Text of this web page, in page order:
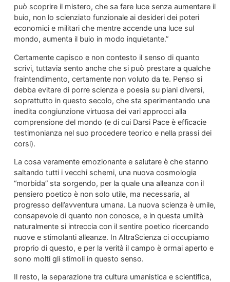
può scoprire il mistero, che sa fare luce senza aumentare il
buio, non lo scienziato funzionale ai desideri dei poteri
economici e militari che mentre accende una luce sul
mondo, aumenta il buio in modo inquietante.”
Certamente capisco e non contesto il senso di quanto
scrivi, tuttavia sento anche che si può prestare a qualche
fraintendimento, certamente non voluto da te. Penso si
debba evitare di porre scienza e poesia su piani diversi,
soprattutto in questo secolo, che sta sperimentando una
inedita congiunzione virtuosa dei vari approcci alla
comprensione del mondo (e di cui Darsi Pace è efficacie
testimonianza nel suo procedere teorico e nella prassi dei
corsi).
La cosa veramente emozionante e salutare è che stanno
saltando tutti i vecchi schemi, una nuova cosmologia
“morbida” sta sorgendo, per la quale una alleanza con il
pensiero poetico è non solo utile, ma necessaria, al
progresso dell’avventura umana. La nuova scienza è umile,
consapevole di quanto non conosce, e in questa umiltà
naturalmente si intreccia con il sentire poetico ricercando
nuove e stimolanti alleanze. In AltraScienza ci occupiamo
proprio di questo, e per la verità il campo è ormai aperto e
sono molti gli stimoli in questo senso.
Il resto, la separazione tra cultura umanistica e scientifica,